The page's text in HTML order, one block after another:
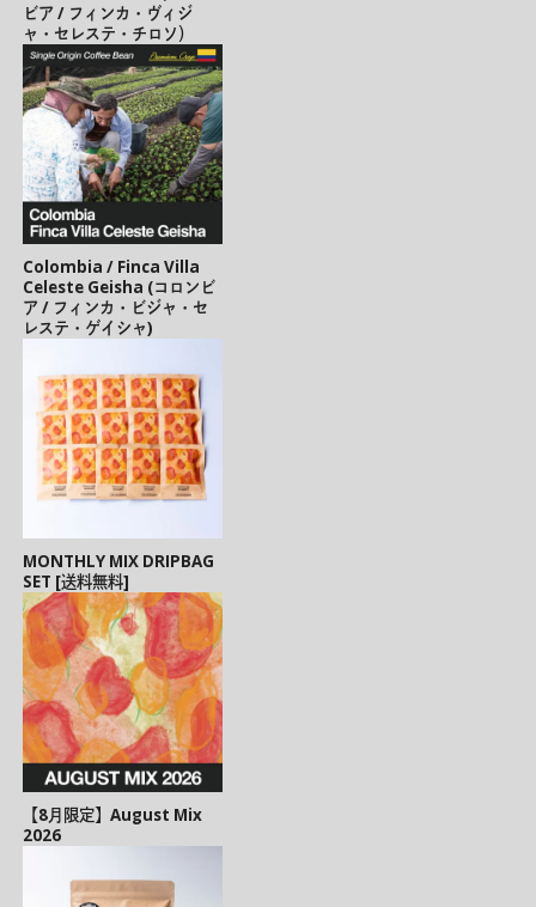
ビア / フィンカ・ヴィジ
ャ・セレステ・チロソ）
Colombia / Finca Villa
Celeste Geisha (コロンビ
ア / フィンカ・ビジャ・セ
レステ・ゲイシャ)
MONTHLY MIX DRIPBAG
SET [送料無料]
【8月限定】August Mix
2026